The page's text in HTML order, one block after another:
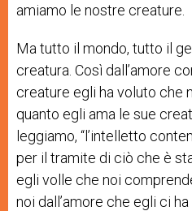
amiamo le nostre creature.
Ma tutto il mondo, tutto il
creatura. Così dall’amore
creature egli ha voluto che
quanto egli ama le sue
leggiamo, “l’intelletto
per il tramite di ciò che è
egli volle che noi
noi dall’amore che egli ci